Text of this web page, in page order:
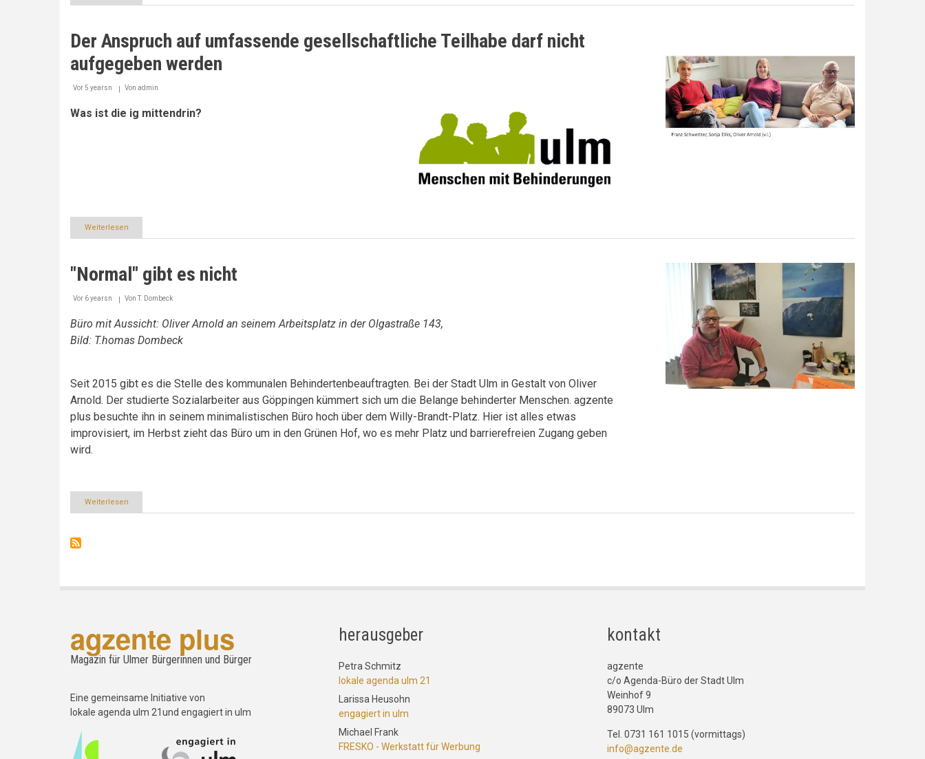
Wann
zum
letzten
Mal
getanzt?
Der Anspruch auf umfassende gesellschaftliche Teilhabe darf nicht
aufgegeben werden
Vor 5 yearsn Von admin
Was ist die ig mittendrin?
Weiterlesen
Der
umfassende
gesellschaftliche
Teilhabe
nicht
werden
"Normal" gibt es nicht
Vor 6 yearsn VonT. Dombeck
Büro mit Aussicht: Oliver Arnold an seinem Arbeitsplatz in der Olgastraße 143,
Bild: T.homas Dombeck
Seit 2015 gibt es die Stelle des kommunalen Behindertenbeauftragten. Bei der Stadt Ulm in Gestalt von Oliver
Arnold. Der studierte Sozialarbeiter aus Göppingen kümmert sich um die Belange behinderter Menschen. agzente
plus besuchte ihn in seinem minimalistischen Büro hoch über dem Willy-Brandt-Platz. Hier ist alles etwas
improvisiert, im Herbst zieht das Büro um in den Grünen Hof, wo es mehr Platz und barrierefreien Zugang geben
wird.
Weiterlesen
"Normal"
agzente plus
Magazin für Ulmer Bürgerinnen und Bürger
Eine gemeinsame Initiative von
lokale agenda ulm 21und engagiert in ulm
herausgeber
Petra Schmitz
lokale agenda ulm 21
Larissa Heusohn
engagiert in ulm
Michael Frank
FRESKO - Werkstatt für Werbung
kontakt
agzente
c/o Agenda-Büro der Stadt Ulm
Weinhof 9
89073 Ulm
Tel. 0731 161 1015 (vormittags)
info@agzente.de